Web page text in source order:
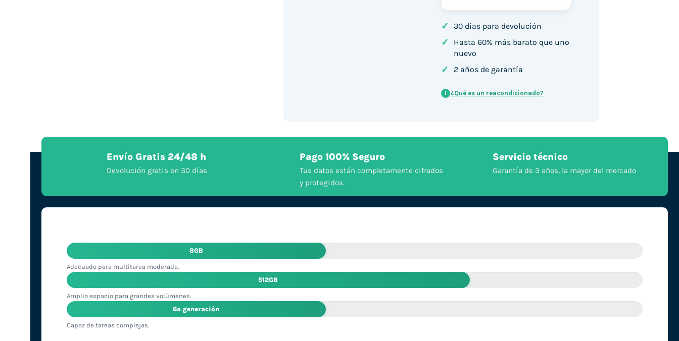
✓ 30 días para devolución
✓
Hasta 60% más barato que uno
nuevo
✓ 2 años de garantía
i ¿Qué es un reacondicionado?
Envío Gratis 24/48 h
Devolución gratis en 30 días
Pago 100% Seguro
Tus datos están completamente cifrados
y protegidos.
Servicio técnico
Garantía de 3 años, la mayor del mercado
8GB
Adecuado para multitarea moderada.
512GB
Amplio espacio para grandes volúmenes.
6ª generación
Capaz de tareas complejas.